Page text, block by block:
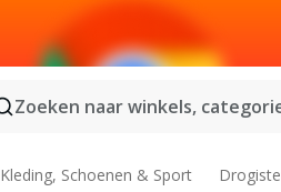
Zoeken naar winkels,
Kleding, Schoenen & Sport